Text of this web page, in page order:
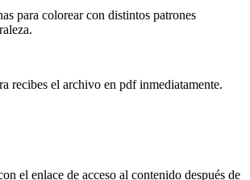
para colorear con distintos patrones
recibes el archivo en pdf inmediatamente.
el enlace de acceso al contenido después de